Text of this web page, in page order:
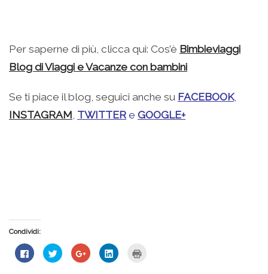
Per saperne di più, clicca qui: Cos’è Bimbieviaggi
Blog di Viaggi e Vacanze con bambini
Se ti piace il blog, seguici anche su FACEBOOK,
INSTAGRAM, TWITTER e GOOGLE+
Condividi:
Fai
clic
Fai
clic
Fai
clic
Fai
clic